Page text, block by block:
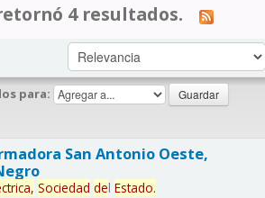
4 resultados.
para:
San Antonio Oeste,
Sociedad del Estado.